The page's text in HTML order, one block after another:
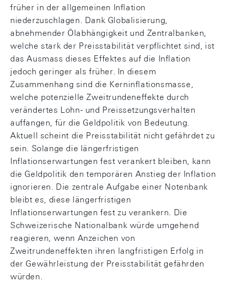
früher in der allgemeinen Inflation
niederzuschlagen. Dank Globalisierung,
abnehmender Ölabhängigkeit und Zentralbanken,
welche stark der Preisstabilität verpflichtet sind, ist
das Ausmass dieses Effektes auf die Inflation
jedoch geringer als früher. In diesem
Zusammenhang sind die Kerninflationsmasse,
welche potenzielle Zweitrundeneffekte durch
verändertes Lohn- und Preissetzungsverhalten
auffangen, für die Geldpolitik von Bedeutung.
Aktuell scheint die Preisstabilität nicht gefährdet zu
sein. Solange die längerfristigen
Inflationserwartungen fest verankert bleiben, kann
die Geldpolitik den temporären Anstieg der Inflation
ignorieren. Die zentrale Aufgabe einer Notenbank
bleibt es, diese längerfristigen
Inflationserwartungen fest zu verankern. Die
Schweizerische Nationalbank würde umgehend
reagieren, wenn Anzeichen von
Zweitrundeneffekten ihren langfristigen Erfolg in
der Gewährleistung der Preisstabilität gefährden
würden.